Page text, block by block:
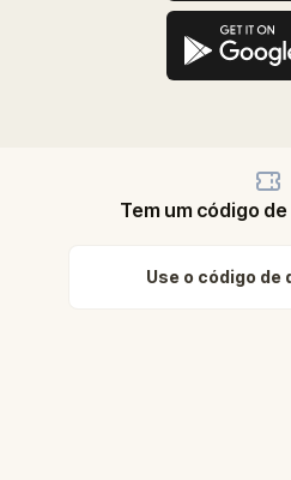
Tem um código
Use o código de